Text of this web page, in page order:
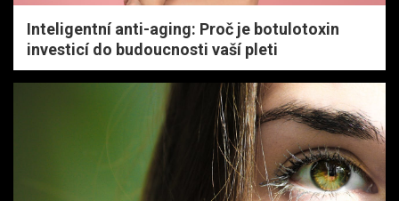
Inteligentní anti-aging: Proč je botulotoxin
investicí do budoucnosti vaší pleti